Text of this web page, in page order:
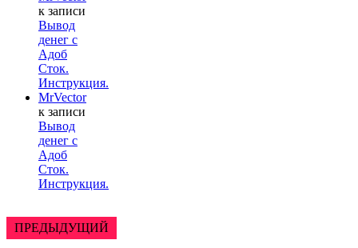
к записи
Вывод
денег с
Адоб
Сток.
Инструкция.
MrVector
к записи
Вывод
денег с
Адоб
Сток.
Инструкция.
ПРЕДЫДУЩИЙ